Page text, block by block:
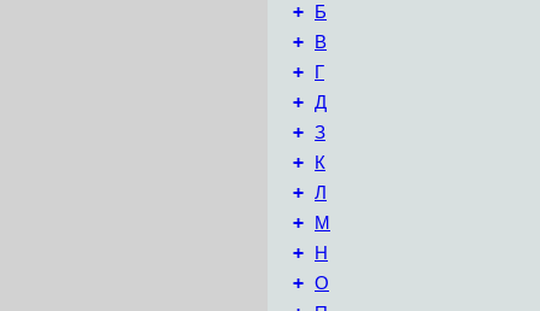
+ Б
+ В
+ Г
+ Д
+ З
+ К
+ Л
+ М
+ Н
+ О